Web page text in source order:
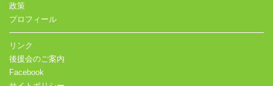
政策
プロフィール
リンク
後援会のご案内
Facebook